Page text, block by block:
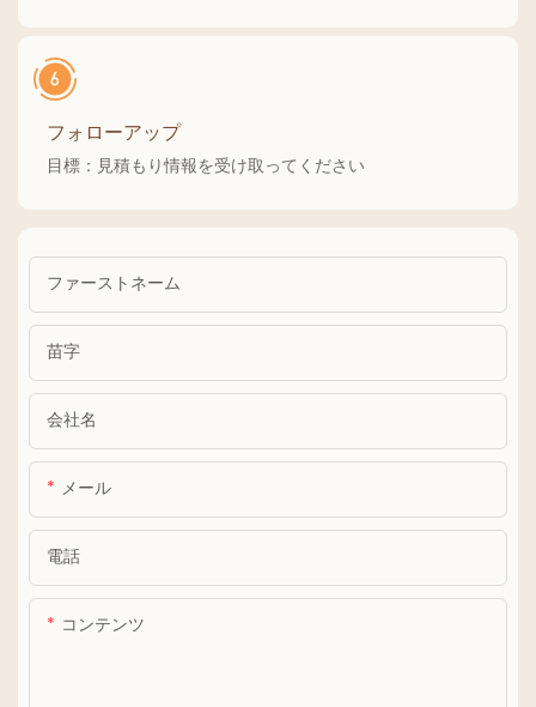
フォローアップ
目標：見積もり情報を受け取ってください
ファーストネーム
苗字
会社名
メール
電話
コンテンツ